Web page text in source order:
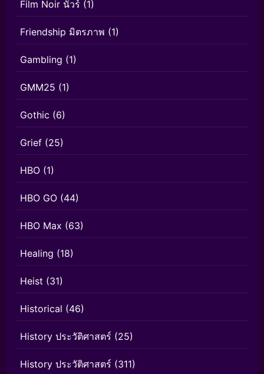
Film Noir นัวร์ (1)
Friendship มิตรภาพ (1)
Gambling (1)
GMM25 (1)
Gothic (6)
Grief (25)
HBO (1)
HBO GO (44)
HBO Max (63)
Healing (18)
Heist (31)
Historical (46)
History ประวัติศาสตร์ (25)
History ประวัติศาสตร์ (311)